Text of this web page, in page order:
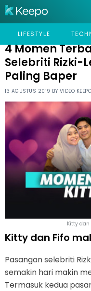
LIFESTYLE
HOME CELEB
4 MOMEN
4 Momen
Selebriti Rizki-
Paling Baper
13 AGUSTUS 2019 BY VIDEO KEEPO
Kitty dan
Kitty dan Fifo
Pasangan selebriti
semakin hari makin
Termasuk kedua